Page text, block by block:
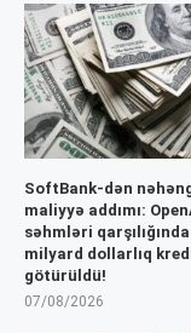
SoftBank-dən
maliyyə addımı:
səhmləri qarşılığında
milyard dollarlıq
götürüldü!
07/08/2026